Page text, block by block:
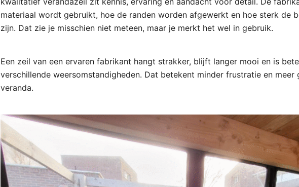
materiaal wordt gebruikt, hoe de randen worden afgewerkt en hoe sterk de
zijn. Dat zie je misschien niet meteen, maar je merkt het wel in gebruik.
Een zeil van een ervaren fabrikant hangt strakker, blijft langer mooi en is
verschillende weersomstandigheden. Dat betekent minder frustratie en meer
veranda.